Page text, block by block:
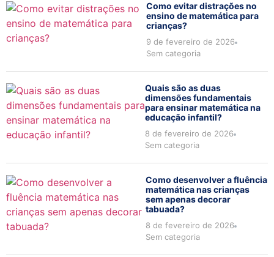
Como evitar distrações no
ensino de matemática para
crianças?
9 de fevereiro de 2026
Sem categoria
Quais são as duas
dimensões fundamentais
para ensinar matemática na
educação infantil?
8 de fevereiro de 2026
Sem categoria
Como desenvolver a fluência
matemática nas crianças
sem apenas decorar
tabuada?
8 de fevereiro de 2026
Sem categoria